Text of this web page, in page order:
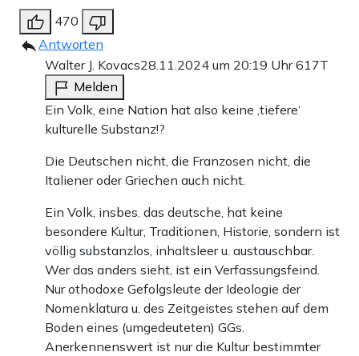
470
Antworten
Walter J. Kovacs28.11.2024 um 20:19 Uhr617T
Melden
Ein Volk, eine Nation hat also keine ‚tiefere‘
kulturelle Substanz!?
Die Deutschen nicht, die Franzosen nicht, die
Italiener oder Griechen auch nicht.
Ein Volk, insbes. das deutsche, hat keine
besondere Kultur, Traditionen, Historie, sondern ist
völlig substanzlos, inhaltsleer u. austauschbar.
Wer das anders sieht, ist ein Verfassungsfeind.
Nur othodoxe Gefolgsleute der Ideologie der
Nomenklatura u. des Zeitgeistes stehen auf dem
Boden eines (umgedeuteten) GGs.
Anerkennenswert ist nur die Kultur bestimmter